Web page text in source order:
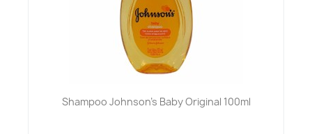
Shampoo Johnson's Baby Original 100ml